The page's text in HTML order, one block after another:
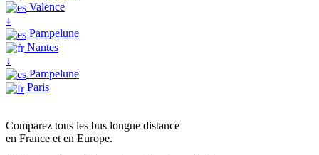
Valence
↓
Pampelune
Nantes
↓
Pampelune
Paris
Comparez tous les bus longue distance
en France et en Europe.